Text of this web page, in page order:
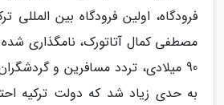
فرودگاه، اولین فرودگاه بین المللی
مصطفی کمال آتاتورک، نامگذاری
90 میلادی، تردد مسافرین و
به حدی زیاد شد که دولت ترکیه